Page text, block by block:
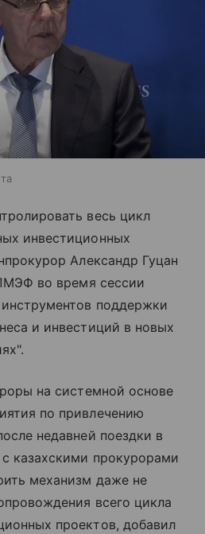
весь цикл
инвестиционных
Александр Гуцан
во время сессии
поддержки
и инвестиций в новых
на системной основе
по привлечению
недавней поездки в
казахскими прокурорами
механизм даже не
всего цикла
проектов, добавил